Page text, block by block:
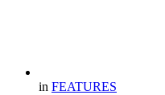
in FEATURES